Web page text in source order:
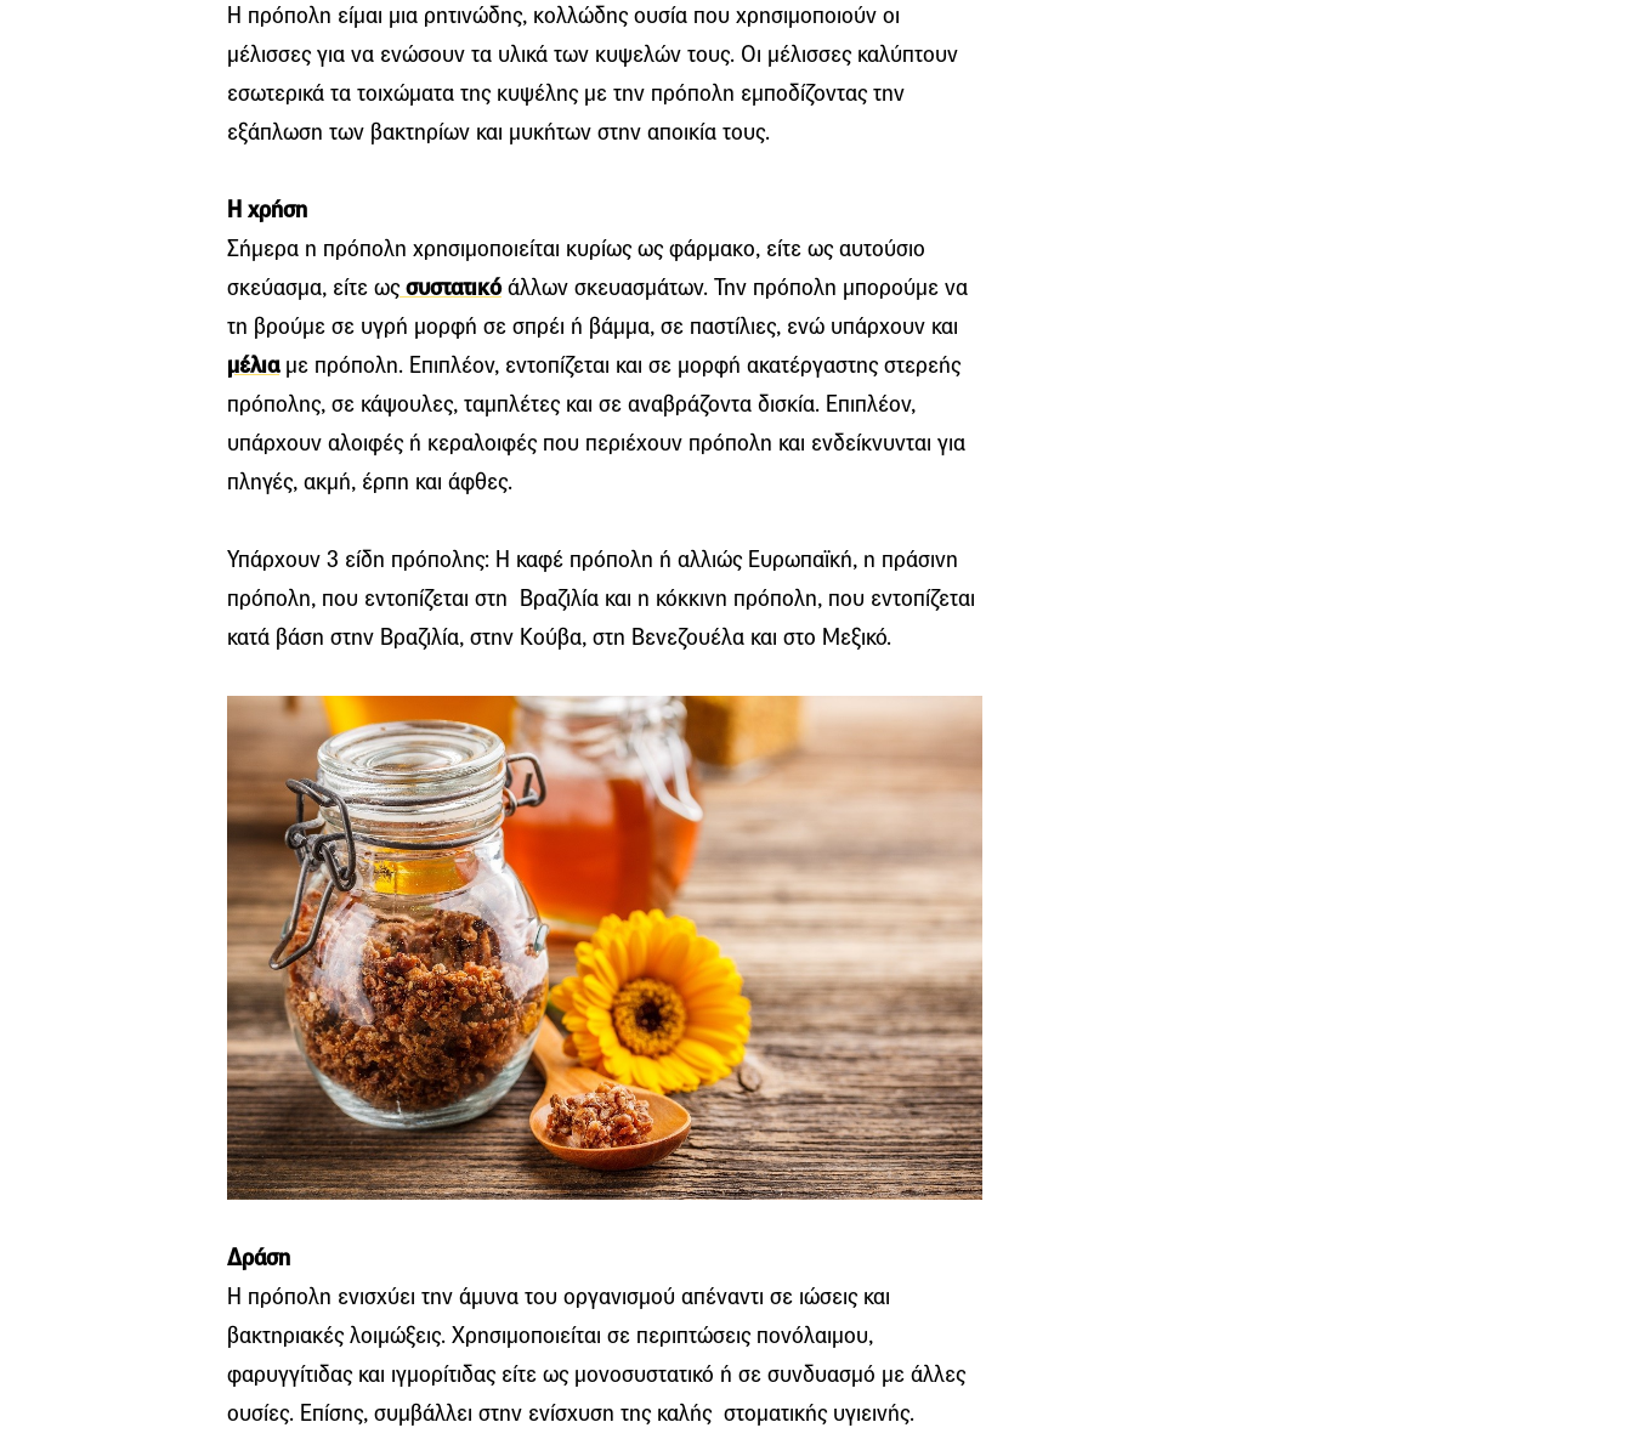
Η πρόπολη είμαι μια ρητινώδης, κολλώδης ουσία που χρησιμοποιούν οι
μέλισσες για να ενώσουν τα υλικά των κυψελών τους. Οι μέλισσες καλύπτουν
εσωτερικά τα τοιχώματα της κυψέλης με την πρόπολη εμποδίζοντας την
εξάπλωση των βακτηρίων και μυκήτων στην αποικία τους.
Η χρήση
Σήμερα η πρόπολη χρησιμοποιείται κυρίως ως φάρμακο, είτε ως αυτούσιο
σκεύασμα, είτε ως συστατικόάλλων σκευασμάτων. Την πρόπολη μπορούμε να
τη βρούμε σε υγρή μορφή σε σπρέι ή βάμμα, σε παστίλιες, ενώ υπάρχουν και
μέλιαμε πρόπολη. Επιπλέον, εντοπίζεται και σε μορφή ακατέργαστης στερεής
πρόπολης, σε κάψουλες, ταμπλέτες και σε αναβράζοντα δισκία. Επιπλέον,
υπάρχουν αλοιφές ή κεραλοιφές που περιέχουν πρόπολη και ενδείκνυνται για
πληγές, ακμή, έρπη και άφθες.
Υπάρχουν 3 είδη πρόπολης: Η καφέ πρόπολη ή αλλιώς Ευρωπαϊκή, η πράσινη
πρόπολη, που εντοπίζεται στη Βραζιλία και η κόκκινη πρόπολη, που εντοπίζεται
κατά βάση στην Βραζιλία, στην Κούβα, στη Βενεζουέλα και στο Μεξικό.
Δράση
Η πρόπολη ενισχύει την άμυνα του οργανισμού απέναντι σε ιώσεις και
βακτηριακές λοιμώξεις. Χρησιμοποιείται σε περιπτώσεις πονόλαιμου,
φαρυγγίτιδας και ιγμορίτιδας είτε ως μονοσυστατικό ή σε συνδυασμό με άλλες
ουσίες. Επίσης, συμβάλλει στην ενίσχυση της καλής στοματικής υγιεινής.